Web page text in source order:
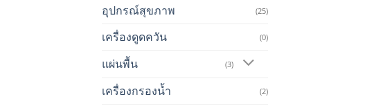
อุปกรณ์สุขภาพ (25)
เครื่องดูดควัน (0)
แผ่นพื้น (3)
เครื่องกรองน้ำ (2)